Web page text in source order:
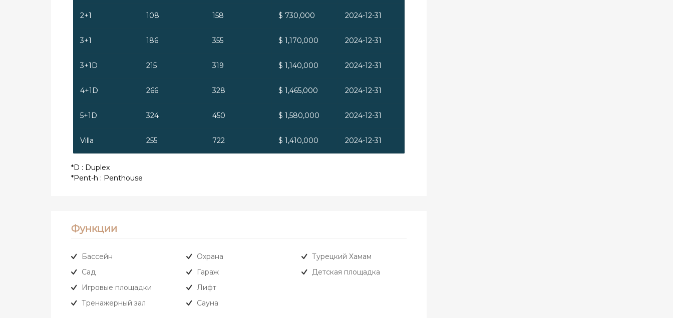
2+1 108 158 $ 730,000 2024-12-31
3+1 186 355 $ 1,170,000 2024-12-31
3+1D 215 319 $ 1,140,000 2024-12-31
4+1D 266 328 $ 1,465,000 2024-12-31
5+1D 324 450 $ 1,580,000 2024-12-31
Villa 255 722 $ 1,410,000 2024-12-31
*D : Duplex
*Pent-h : Penthouse
Функции
Бассейн
Сад
Игровые площадки
Тренажерный зал
Охрана
Гараж
Лифт
Сауна
Турецкий Хамам
Детская площадка